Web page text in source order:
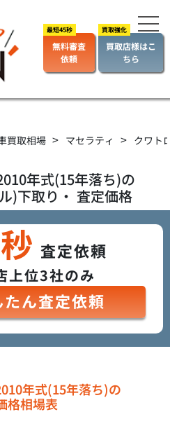
無料審査
依頼
買取店様はこ
ちら
買取相場 > マセラティ > クワト
年式(15年落ち)の
)下取り・ 査定価格
査定依頼
上位3社のみ
ん査定依頼
年式(15年落ち)の
格相場表